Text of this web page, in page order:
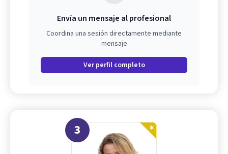
Envía un mensaje al profesional
Coordina una sesión directamente mediante
mensaje
Ver perfil completo
3